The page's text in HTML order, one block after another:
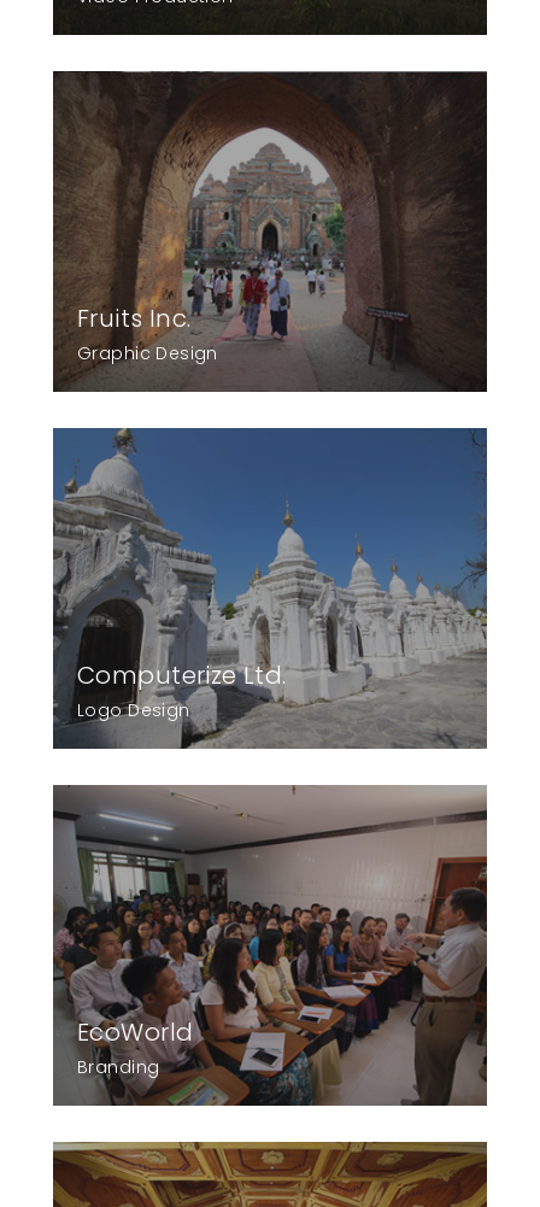
Fruits Inc.
Graphic Design
Computerize Ltd.
Logo Design
EcoWorld
Branding